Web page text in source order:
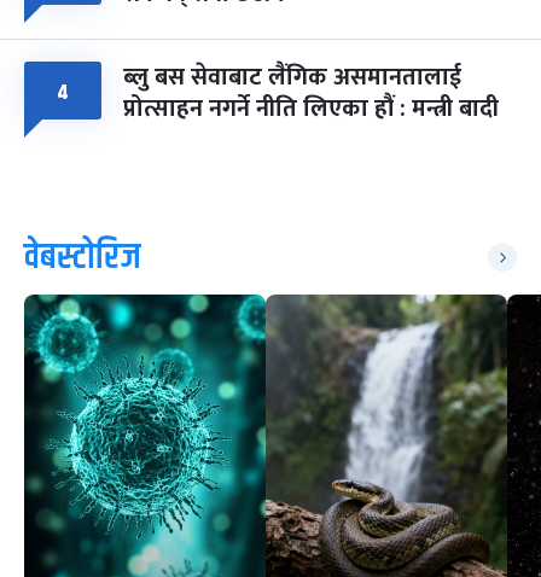
४ ब्लु बस सेवाबाट लैंगिक असमानतालाई
प्रोत्साहन नगर्ने नीति लिएका हौं : मन्त्री बादी
वेबस्टोरिज